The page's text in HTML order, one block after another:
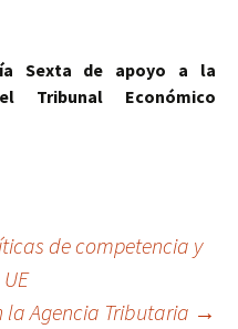
Sexta de apoyo a la
Tribunal Económico
de competencia y
la Agencia Tributaria →